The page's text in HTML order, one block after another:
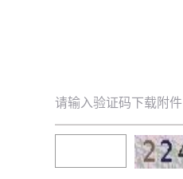
请输入验证码下载附件